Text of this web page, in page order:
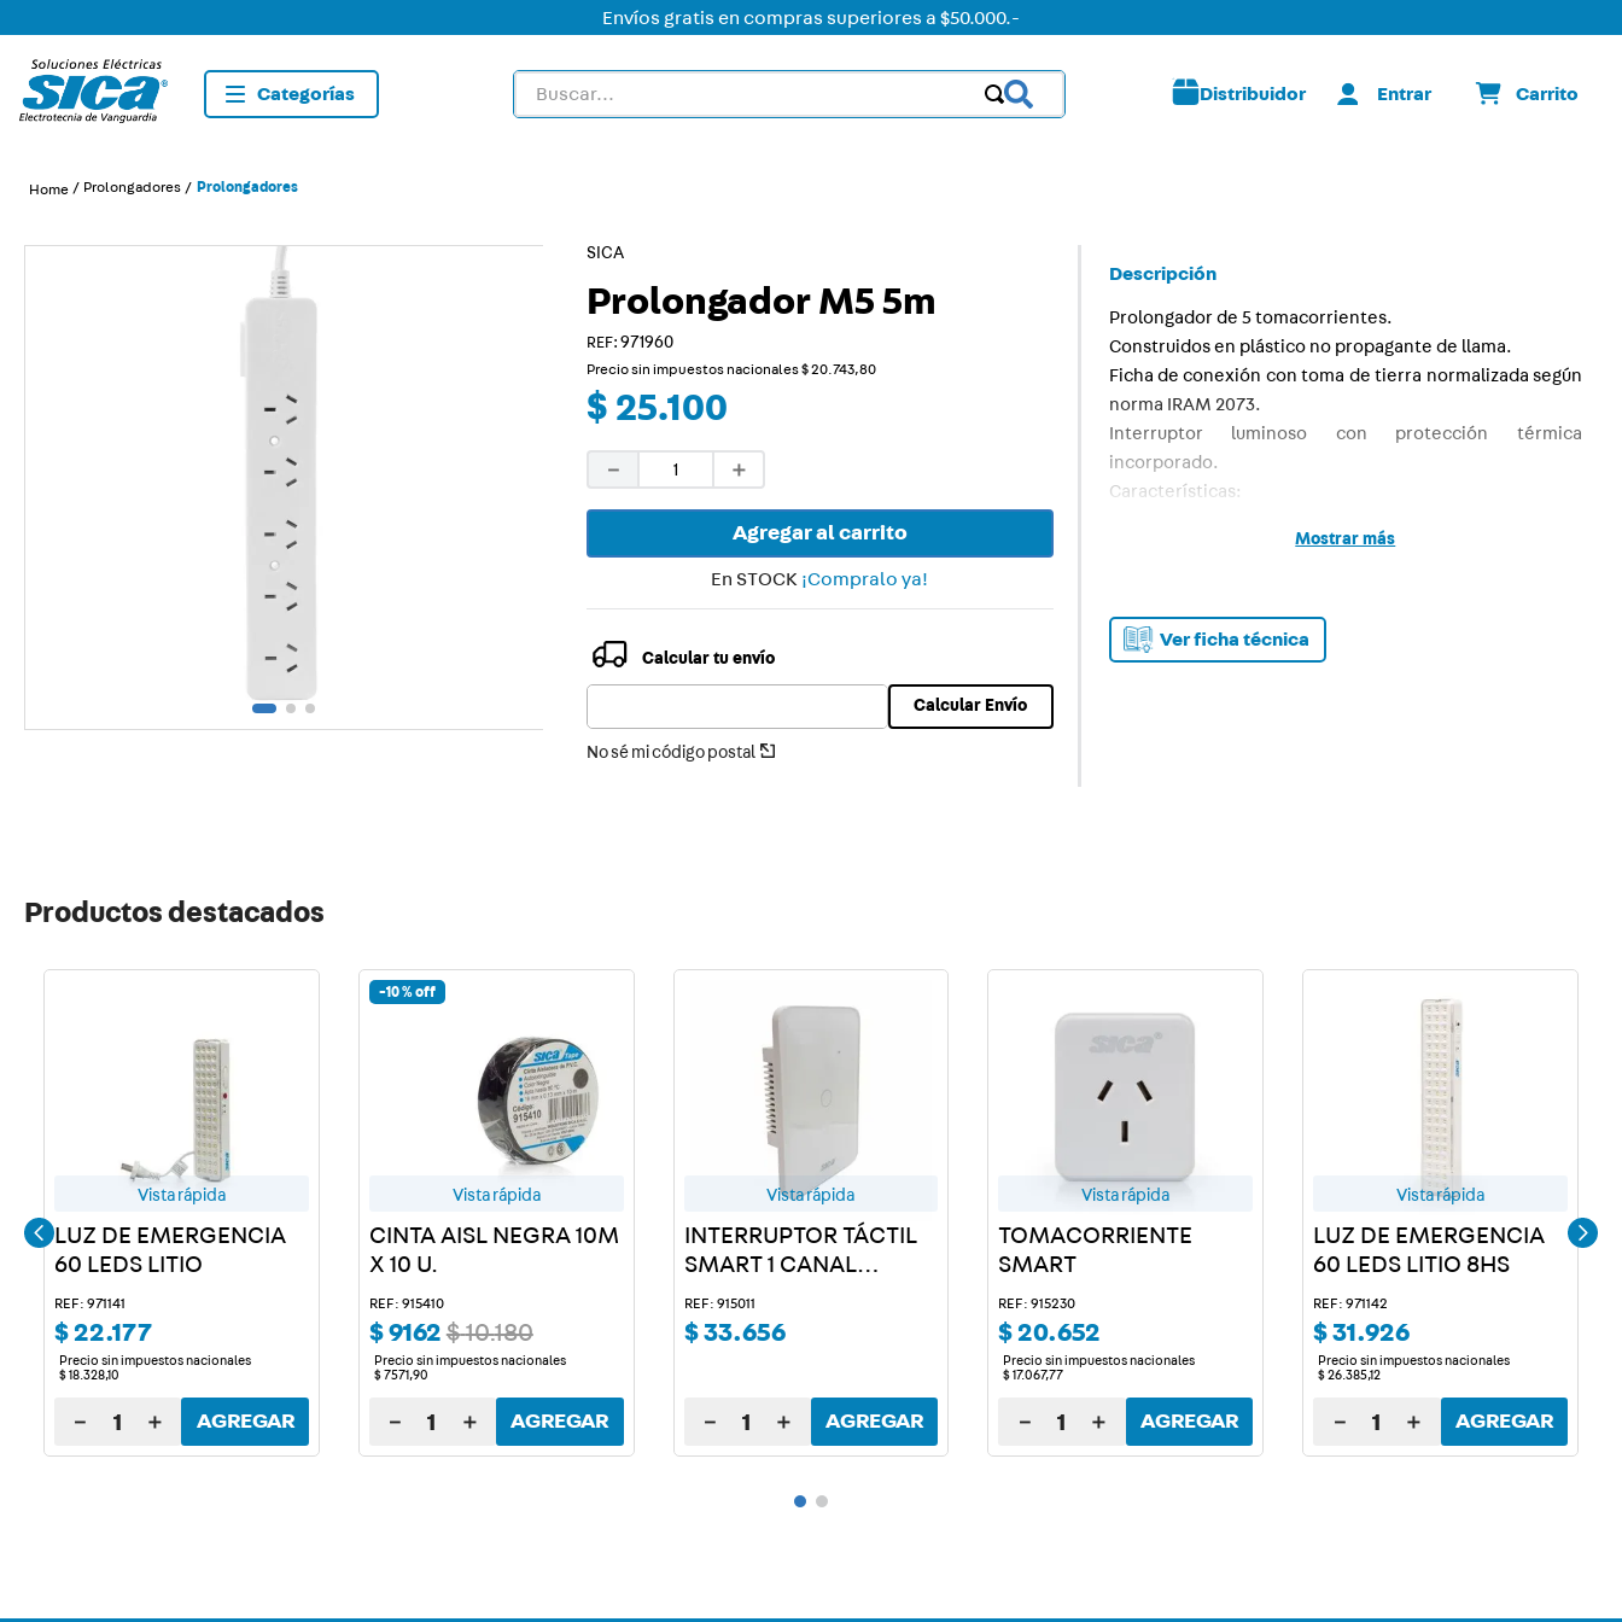
Envíos gratis en compras superiores a $50.000.-
Buscar...
Distribuidor
Prolongadores Prolongadores
SICA
Prolongador M5 5m
: 971960
Precio sin impuestos nacionales$20. 743,80
$ 25.100
＋
－
Agregar al carrito
En STOCK ¡Compralo ya!
Calcular tu envío
No sé mi código postal
Calcular Envío
Descripción
Prolongador de 5 tomacorrientes.
Construidos en plástico no propagante de llama.
Ficha de conexión con toma de tierra normalizada según
norma IRAM 2073.
Interruptor luminoso con protección térmica
incorporado.
Características:
Mostrar más
Ver ficha técnica
Productos destacados
Vista rápida
LUZ DE EMERGENCIA
60 LEDS LITIO
REF: 971141
$22.177
Precio sin impuestos nacionales
$18. 328,10
＋
－ AGREGAR
-10 %
Vista rápida
CINTA AISL NEGRA 10M
X 10 U.
REF: 915410
$9162 $10.180
Precio sin impuestos nacionales
$ 7571,90
＋
－ AGREGAR
Vista rápida
INTERRUPTOR TÁCTIL
SMART 1 CANAL
BLANCO
REF: 915011
$33.656
＋
－ AGREGAR
Vista rápida
TOMACORRIENTE
SMART
REF: 915230
$20.652
Precio sin impuestos nacionales
$ 17.067,77
＋
－ AGREGAR
Vista rápida
LUZ DE EMERGENCIA
60 LEDS LITIO 8HS
REF: 971142
$31.926
Precio sin impuestos nacionales
$26 .385,12
＋
－ AGREGAR